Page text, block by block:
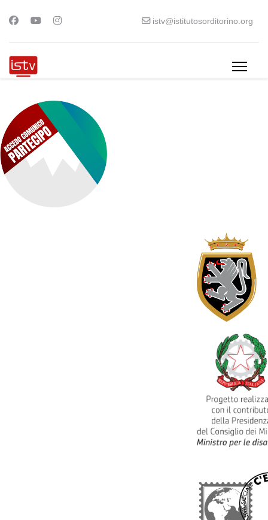
istv@istitutosorditorino.org